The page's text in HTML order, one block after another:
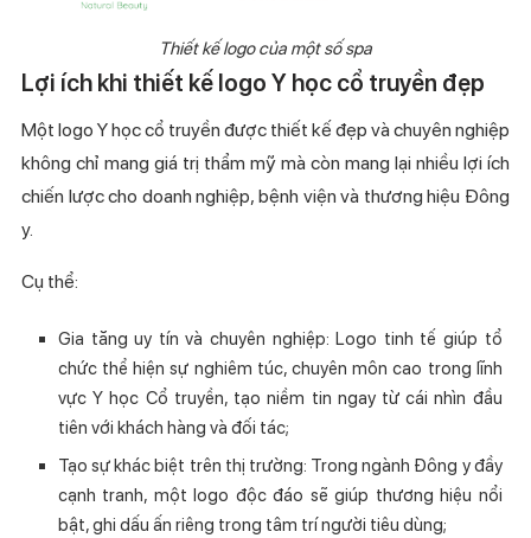
Thiết kế logo của một số spa
Lợi ích khi thiết kế logo Y học cổ truyền đẹp
Một logo Y học cổ truyền được thiết kế đẹp và chuyên nghiệp
không chỉ mang giá trị thẩm mỹ mà còn mang lại nhiều lợi ích
chiến lược cho doanh nghiệp, bệnh viện và thương hiệu Đông
y.
Cụ thể:
Gia tăng uy tín và chuyên nghiệp: Logo tinh tế giúp tổ
chức thể hiện sự nghiêm túc, chuyên môn cao trong lĩnh
vực Y học Cổ truyền, tạo niềm tin ngay từ cái nhìn đầu
tiên với khách hàng và đối tác;
Tạo sự khác biệt trên thị trường: Trong ngành Đông y đầy
cạnh tranh, một logo độc đáo sẽ giúp thương hiệu nổi
bật, ghi dấu ấn riêng trong tâm trí người tiêu dùng;